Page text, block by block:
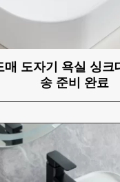
매 도자기 욕실 싱크
송 준비 완료